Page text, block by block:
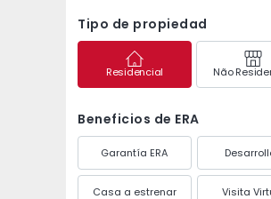
Tipo de propiedad
Residencial Não
Beneficios de ERA
Garantía ERA
Casa a estrenar Visita